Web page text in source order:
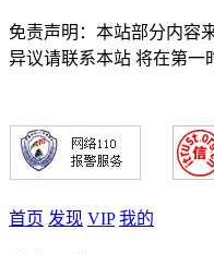
免责声明：本站部分内容
异议请联系本站 将在第一
首页 发现 VIP 我的